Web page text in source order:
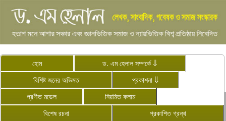
হোম
ড. এম হেলাল সম্পর্কে ⇓
বিশিষ্ট জনের অভিমত
প্রকাশনা ⇓
প্রণীত মডেল
নিয়মিত কলাম
বিশেষ রচনা
প্রকাশিত গ্রন্থ